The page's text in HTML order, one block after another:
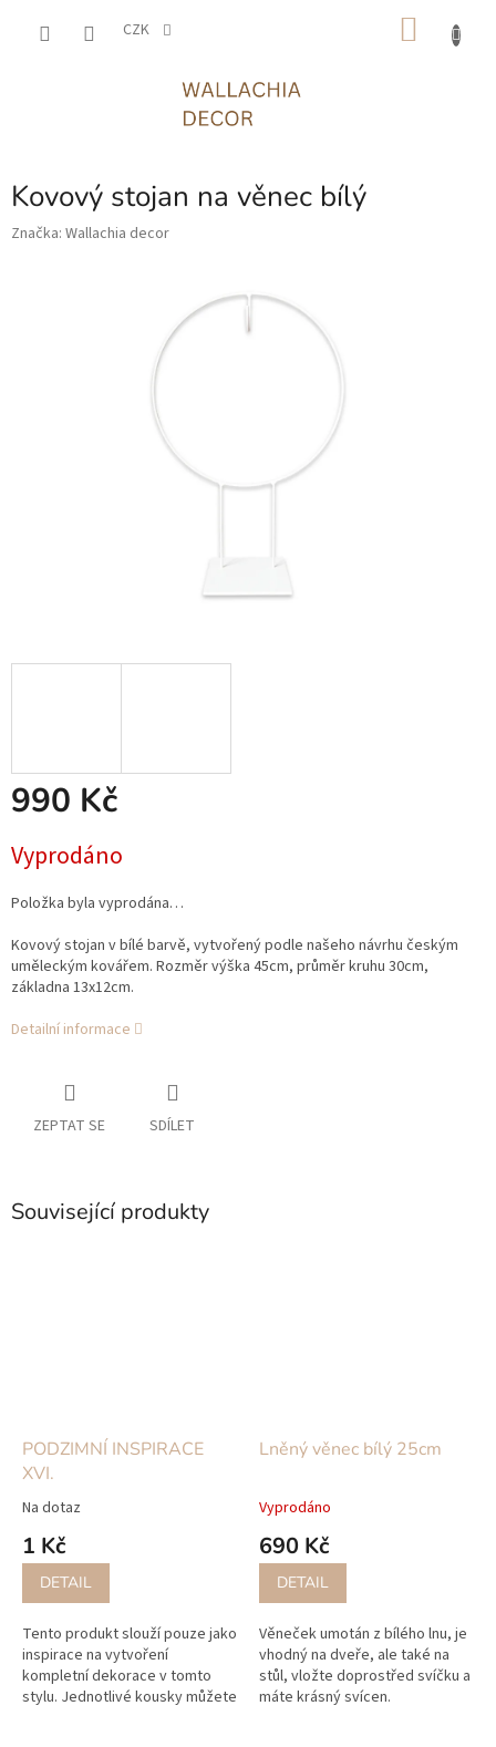
CZK
Kovový stojan na věnec bílý
Značka: Wallachia decor
990 Kč
cena:
Vyprodáno
Položka byla vyprodána…
Kovový stojan v bílé barvě, vytvořený podle našeho návrhu českým
uměleckým kovářem. Rozměr výška 45cm, průměr kruhu 30cm,
základna 13x12cm.
Detailní informace
ZEPTAT SE SDÍLET
Související produkty
PODZIMNÍ INSPIRACE
XVI.
Na dotaz
1 Kč
DETAIL
Tento produkt slouží pouze jako
inspirace na vytvoření
kompletní dekorace v tomto
stylu. Jednotlivé kousky můžete
Lněný věnec bílý 25cm
Vyprodáno
690 Kč
DETAIL
Věneček umotán z bílého lnu, je
vhodný na dveře, ale také na
stůl, vložte doprostřed svíčku a
máte krásný svícen.